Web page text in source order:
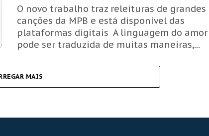
O novo trabalho traz releituras de grandes
canções da MPB e está disponível das
plataformas digitais A linguagem do amor
pode ser traduzida de muitas maneiras,...
MAIS